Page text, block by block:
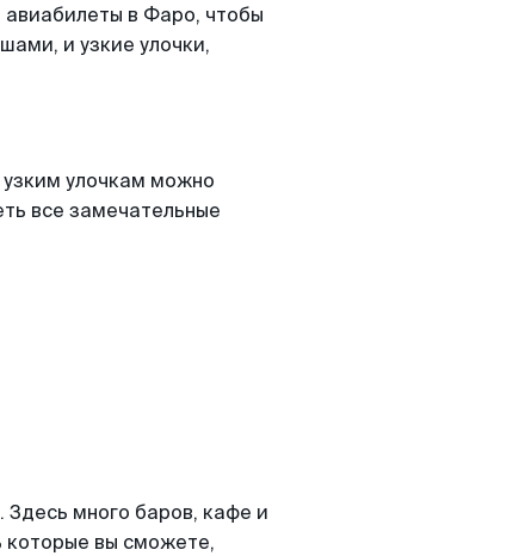
в Фаро, чтобы
и узкие улочки,
улочкам можно
все замечательные
много баров, кафе и
которые вы сможете,